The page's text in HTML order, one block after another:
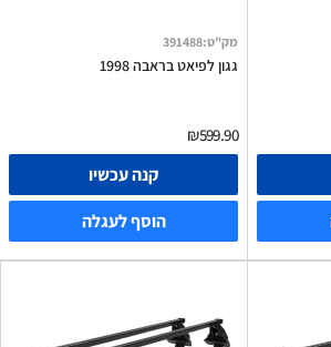
מק"ט:
391488
גגון לפיאט בראבה 1998
₪599.90
קנה עכשיו
הוסף לעגלה